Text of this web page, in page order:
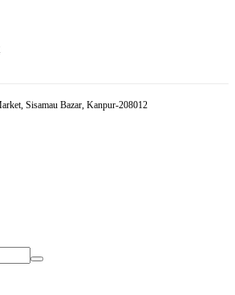
Sisamau Bazar, Kanpur-208012